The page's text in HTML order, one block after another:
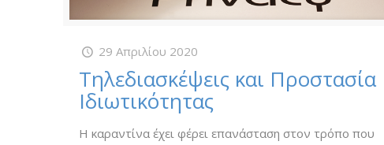
29 Απριλίου 2020
Τηλεδιασκέψεις και Προστασία
Ιδιωτικότητας
Η καραντίνα έχει φέρει επανάσταση στον τρόπο που